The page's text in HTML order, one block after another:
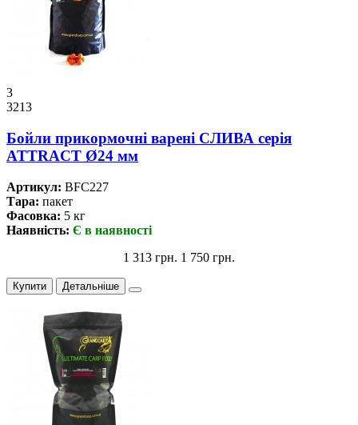
3
3213
Бойли прикормочнi варенi СЛИВА серiя
ATTRACT Ø24 мм
Артикул: BFC227
Тара: пакет
Фасовка: 5 кг
Наявність: Є в наявності
1 313 грн. 1 750 грн.
Купити Детальніше